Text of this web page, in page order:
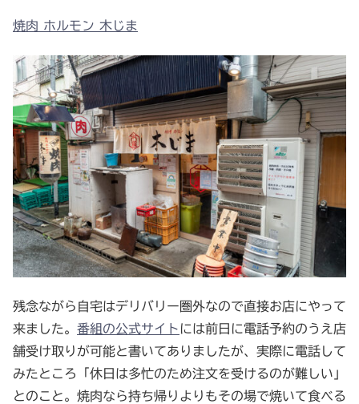
焼肉 ホルモン 木じま
残念ながら自宅はデリバリー圏外なので直接お店にやって
来ました。 番組の公式サイト には前日に電話予約のうえ店
舗受け取りが可能と書いてありましたが、実際に電話して
みたところ「休日は多忙のため注文を受けるのが難しい」
とのこと。焼肉なら持ち帰りよりもその場で焼いて食べる